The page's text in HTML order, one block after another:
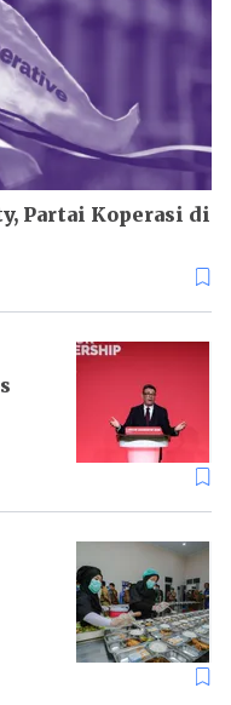
Partai Koperasi di